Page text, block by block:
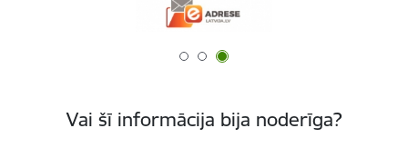
Vai šī informācija bija noderīga?